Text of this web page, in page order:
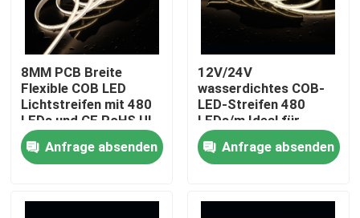
8MM PCB Breite
Flexible COB LED
Lichtstreifen mit 480
LEDs und CE RoHS UL
Zertifizierung
Anfrage absenden
12V/24V
wasserdichtes COB-
LED-Streifen 480
LEDs/m Ideal für
anspruchsvolle
Umgebungen
Anfrage absenden